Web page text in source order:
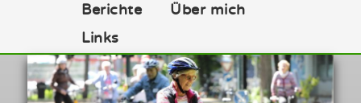
Berichte
Über mich
Links